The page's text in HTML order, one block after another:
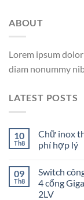
ABOUT
Lorem ipsum
diam nonummy
LATEST POSTS
10
Th8
Chữ inox
phí hợp lý
09
Th8
Switch
4 cổng
2LV